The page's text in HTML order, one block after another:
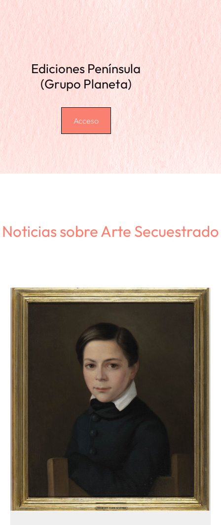
Ediciones Península
(Grupo Planeta)
Acceso
Noticias sobre Arte Secuestrado